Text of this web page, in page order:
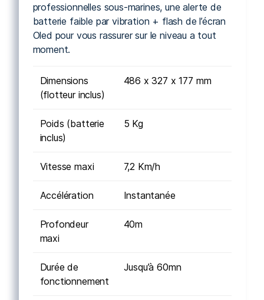
professionnelles sous-marines, une alerte de
batterie faible par vibration + flash de l’écran
Oled pour vous rassurer sur le niveau a tout
moment.
Dimensions
(flotteur inclus)
486 x 327 x 177 mm
Poids (batterie
inclus)
5 Kg
Vitesse maxi 7,2 Km/h
Accélération Instantanée
Profondeur
maxi
40m
Durée de
fonctionnement
Jusqu’à 60mn